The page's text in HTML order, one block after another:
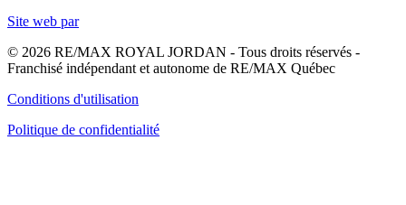
Site web par
© 2026 RE/MAX ROYAL JORDAN - Tous droits réservés -
Franchisé indépendant et autonome de RE/MAX Québec
Conditions d'utilisation
Politique de confidentialité